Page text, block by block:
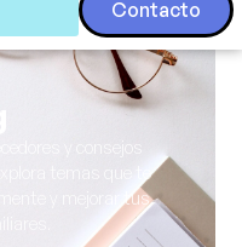
Contacto
y consejos
temas que te
y mejorar tus